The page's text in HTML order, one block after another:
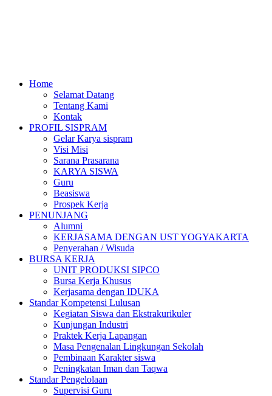
Home
Selamat Datang
Tentang Kami
Kontak
PROFIL SISPRAM
Gelar Karya sispram
Visi Misi
Sarana Prasarana
KARYA SISWA
Guru
Beasiswa
Prospek Kerja
PENUNJANG
Alumni
KERJASAMA DENGAN UST YOGYAKARTA
Penyerahan / Wisuda
BURSA KERJA
UNIT PRODUKSI SIPCO
Bursa Kerja Khusus
Kerjasama dengan IDUKA
Standar Kompetensi Lulusan
Kegiatan Siswa dan Ekstrakurikuler
Kunjungan Industri
Praktek Kerja Lapangan
Masa Pengenalan Lingkungan Sekolah
Pembinaan Karakter siswa
Peningkatan Iman dan Taqwa
Standar Pengelolaan
Supervisi Guru